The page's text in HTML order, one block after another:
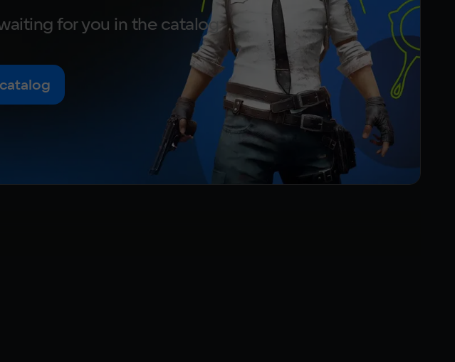
for you in the catalog
невероятным количеством контента, которые выйдут в 2024 году. Каждое из